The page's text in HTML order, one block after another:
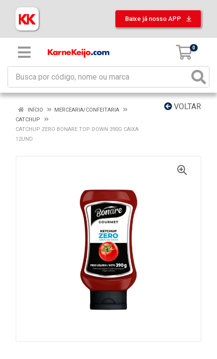
Baixe já nosso APP
0
VOLTAR
INÍCIO
MERCEARIA/CONFEITARIA
CATCHUP
CATCHUP ZERO BONARE TOP DOWN 390G CAIXA
12UND